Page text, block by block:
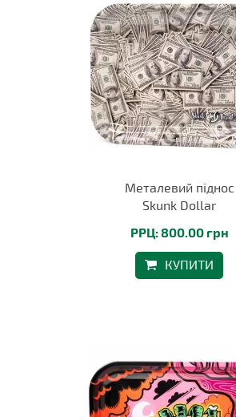
Металевий піднос
Skunk Dollar
РРЦ: 800.00 грн
КУПИТИ